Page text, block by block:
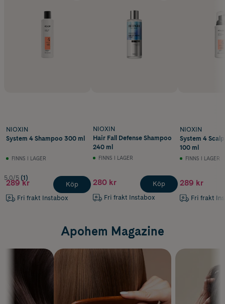
NIOXIN
System 4 Shampoo 300 ml
FINNS I LAGER
5.0/5 (1)
289 kr
Fri frakt Instabox
Köp
NIOXIN
Hair Fall Defense Shampoo
240 ml
FINNS I LAGER
280 kr
Fri frakt Instabox
Köp
NIOXIN
System 4
100 ml
FINNS I LAGER
289 kr
Fri frakt
Apohem Magazine